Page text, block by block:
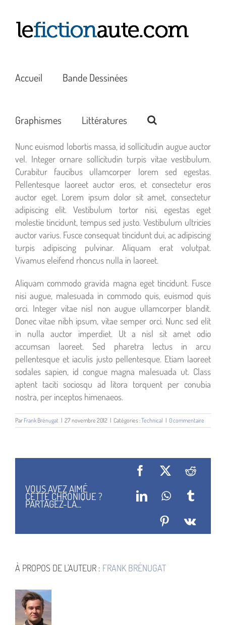
contenu
Accueil Bande Dessinées
Graphismes Littératures
Nunc euismod lobortis massa, id sollicitudin augue auctor
vel. Integer ornare sollicitudin turpis vitae vestibulum.
Curabitur faucibus ullamcorper lorem sed egestas.
Pellentesque laoreet auctor eros, et consectetur eros
auctor eget. Lorem ipsum dolor sit amet, consectetur
adipiscing elit. Vestibulum tortor nisi, egestas eget
molestie tincidunt, tempus sed justo. Vestibulum ultricies
auctor varius. Fusce consequat tincidunt dui, ac adipiscing
turpis adipiscing pulvinar. Aliquam erat volutpat.
Vivamus eleifend rhoncus nulla in laoreet.
Aliquam commodo gravida magna eget tincidunt. Fusce
nisi augue, malesuada in commodo quis, euismod quis
orci. Integer vitae nisl non augue ullamcorper blandit.
Donec vitae nibh ipsum, vitae semper orci. Nunc sed elit
in nulla auctor imperdiet. Ut a nisl sit amet odio
accumsan laoreet. Sed pharetra lectus in arcu
pellentesque et iaculis justo pellentesque. Etiam laoreet
sodales sapien, id congue magna malesuada ut. Class
aptent taciti sociosqu ad litora torquent per conubia
nostra, per inceptos himenaeos.
Par Frank Brénugat | 27 novembre 2012 | Catégories :Technical | 0 commentaire
VOUS AVEZ AIMÉ
CETTE CHRONIQUE ?
PARTAGEZ-LA...
Facebook
X Reddit
LinkedInWhatsApp
Tumblr
Pinterest
Vk
À PROPOS DE L'AUTEUR : FRANK BRÉNUGAT